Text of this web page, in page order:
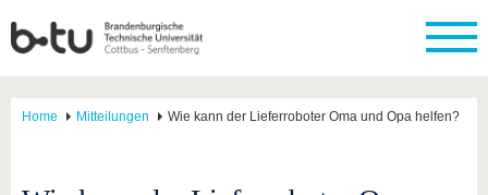
Home Mitteilungen Wie kann der Lieferroboter Oma und Opa helfen?